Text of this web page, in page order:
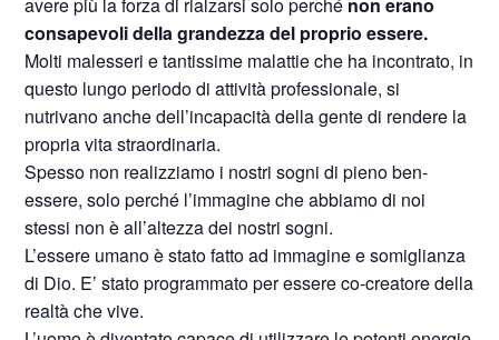
consapevoli della grandezza del proprio essere.
Molti malesseri e tantissime malattie che ha incontrato, in
questo lungo periodo di attività professionale, si
nutrivano anche dell’incapacità della gente di rendere la
propria vita straordinaria.
Spesso non realizziamo i nostri sogni di pieno ben-
essere, solo perché l’immagine che abbiamo di noi
stessi non è all’altezza dei nostri sogni.
L’essere umano è stato fatto ad immagine e somiglianza
di Dio. E’ stato programmato per essere co-creatore della
realtà che vive.